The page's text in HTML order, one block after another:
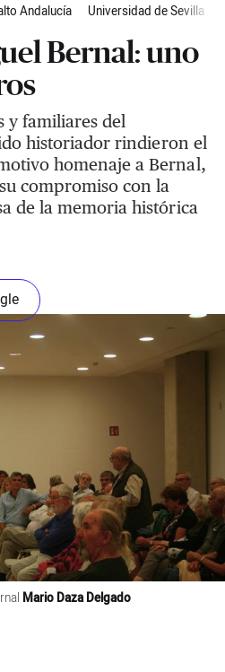
Andalucía Universidad de Sevilla
Bernal: uno
y familiares del
historiador rindieron el
homenaje a Bernal,
compromiso con la
de la memoria histórica
Mario Daza Delgado